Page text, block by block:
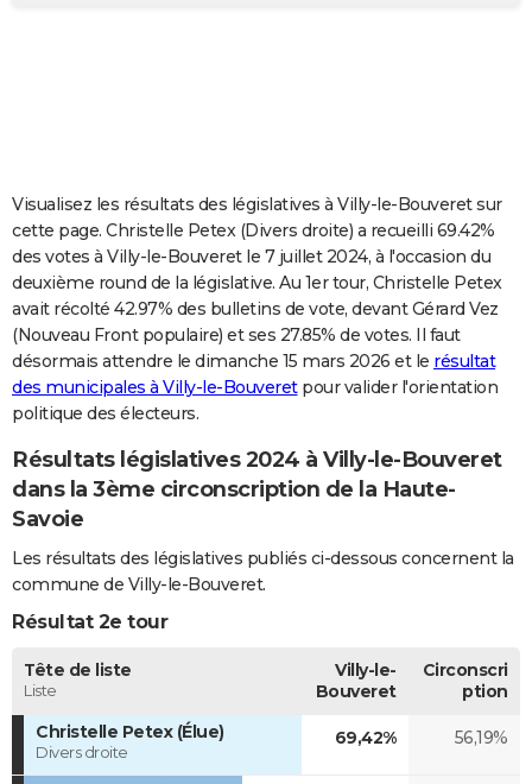
Carte de Noël
Carte Bonne année
Carte Saint-Valentin
Carte Pâques
Carte d'anniversaire
DICTIONNAIRE
Dictionnaire
Biographies
Citations
Expressions
Proverbes
PROGRAMME TV
COPAINS D'AVANT
S'inscrire
Se connecter
Lycées
Collèges
Primaires
Universités
Entreprises
Service militaire
Avis de recherche
AVIS DE DÉCÈS
FORUM
Bricolage
Lifestyle
Culture
Sport
Auto
Television
Voyage
Cinema
Visualisez les résultats des législatives à Villy-le-Bouveret sur
cette page. Christelle Petex (Divers droite) a recueilli 69.42%
des votes à Villy-le-Bouveret le 7 juillet 2024, à l'occasion du
deuxième round de la législative. Au 1er tour, Christelle Petex
avait récolté 42.97% des bulletins de vote, devant Gérard Vez
(Nouveau Front populaire) et ses 27.85% de votes. Il faut
désormais attendre le dimanche 15 mars 2026 et le résultat
des municipales à Villy-le-Bouveretpour valider l'orientation
politique des électeurs.
Résultats législatives 2024 à Villy-le-Bouveret
dans la 3ème circonscription de la Haute-
Savoie
Les résultats des législatives publiés ci-dessous concernent la
commune de Villy-le-Bouveret.
Résultat 2e tour
Tête de liste
Liste
Villy-le-
Bouveret
Circonscri
ption
Christelle Petex (Élue)
Divers droite
69,42% 56,19%